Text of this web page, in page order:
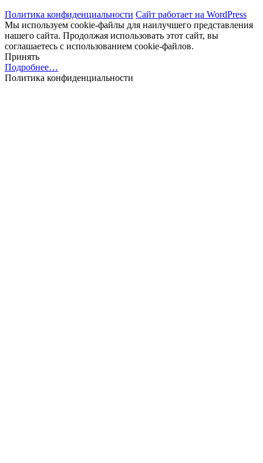
Политика конфиденциальности Сайт работает на WordPress
Мы используем cookie-файлы для наилучшего представления
нашего сайта. Продолжая использовать этот сайт, вы
соглашаетесь с использованием cookie-файлов.
Принять
Подробнее…
Политика конфиденциальности